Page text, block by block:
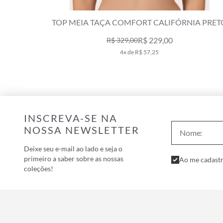
TAÇA COMFORT CALIFÓRNIA PRETO TOP MEIA
INSCREVA-SE NA
NOSSA NEWSLETTER
Deixe seu e-mail ao lado e seja o
primeiro a saber sobre as nossas
coleções!
Ao me